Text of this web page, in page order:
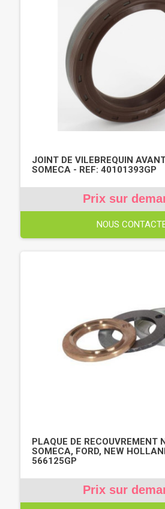
JOINT DE VILEBREQUIN
SOMECA - REF: 40101393GP
Prix sur
NOUS
PLAQUE DE RECOUVREMENT
SOMECA, FORD, NEW
566125GP
Prix sur